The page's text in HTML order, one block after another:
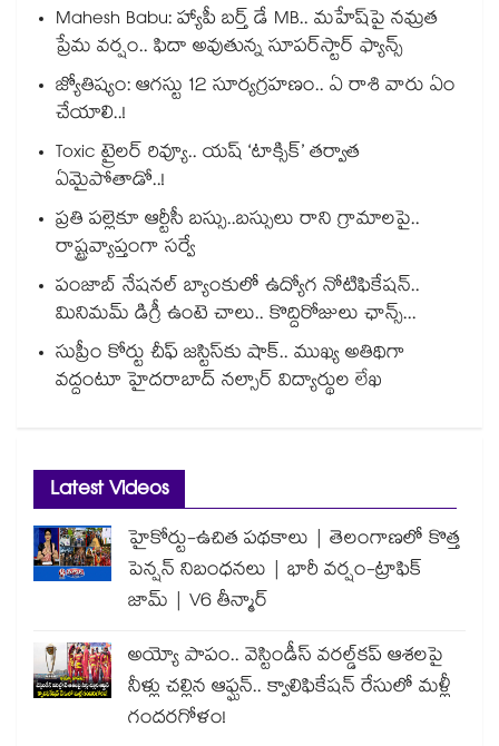
Mahesh Babu: హ్యాపీ బర్త్ డే MB.. మహేష్‌పై నమ్రత
ప్రేమ వర్షం.. ఫిదా అవుతున్న సూపర్‌స్టార్ ఫ్యాన్స్
జ్యోతిష్యం: ఆగస్టు 12 సూర్యగ్రహణం.. ఏ రాశి వారు ఏం
చేయాలి..!
Toxic ట్రైలర్ రివ్యూ.. యష్ ‘టాక్సిక్’ తర్వాత
ఏమైపోతాడో..!
ప్రతి పల్లెకూ ఆర్టీసీ బస్సు..బస్సులు రాని గ్రామాలపై..
రాష్ట్రవ్యాప్తంగా సర్వే
పంజాబ్ నేషనల్ బ్యాంకులో ఉద్యోగ నోటిఫికేషన్..
మినిమమ్ డిగ్రీ ఉంటె చాలు.. కొద్దిరోజులు ఛాన్స్...
సుప్రీం కోర్టు చీఫ్ జస్టిస్⁭కు షాక్.. ముఖ్య అతిథిగా
వద్దంటూ హైదరాబాద్ నల్సార్ విద్యార్థుల లేఖ
Latest Videos
హైకోర్టు-ఉచిత పథకాలు | తెలంగాణలో కొత్త
పెన్షన్ నిబంధనలు | భారీ వర్షం-ట్రాఫిక్
జామ్ | V6 తీన్మార్
అయ్యో పాపం.. వెస్టిండీస్ వరల్డ్‌కప్ ఆశలపై
నీళ్లు చల్లిన ఆఫ్ఘన్.. క్వాలిఫికేషన్ రేసులో మళ్లీ
గందరగోళం!